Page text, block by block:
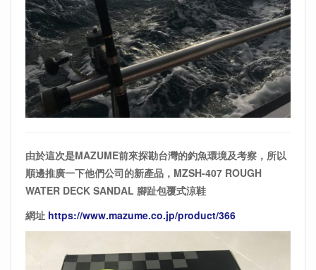
由於這次是MAZUME前來探勘台灣的釣魚環境及考察，所以
順邊推廣一下他們公司的新產品，MZSH-407 ROUGH
WATER DECK SANDAL 腳趾包覆式涼鞋
網址 https://www.mazume.co.jp/product/366